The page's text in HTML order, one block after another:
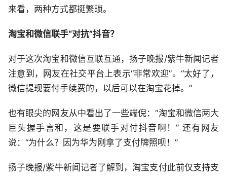
来看，两种方式都挺繁琐。
淘宝和微信联手“对抗”抖音？
对于这次淘宝和微信互联互通，扬子晚报/紫牛新闻记者
注意到，网友在社交平台上表示“非常欢迎”。“太好了，
微信提现要付手续费的，以后可以在淘宝花掉。”
也有眼尖的网友从中看出了一些端倪：“淘宝和微信两大
巨头握手言和，这是要联手对付抖音啊！” 还有网友
说：“为什么？因为华为刚拿了支付牌照呗！”
扬子晚报/紫牛新闻记者了解到，淘宝支付此前仅支持支